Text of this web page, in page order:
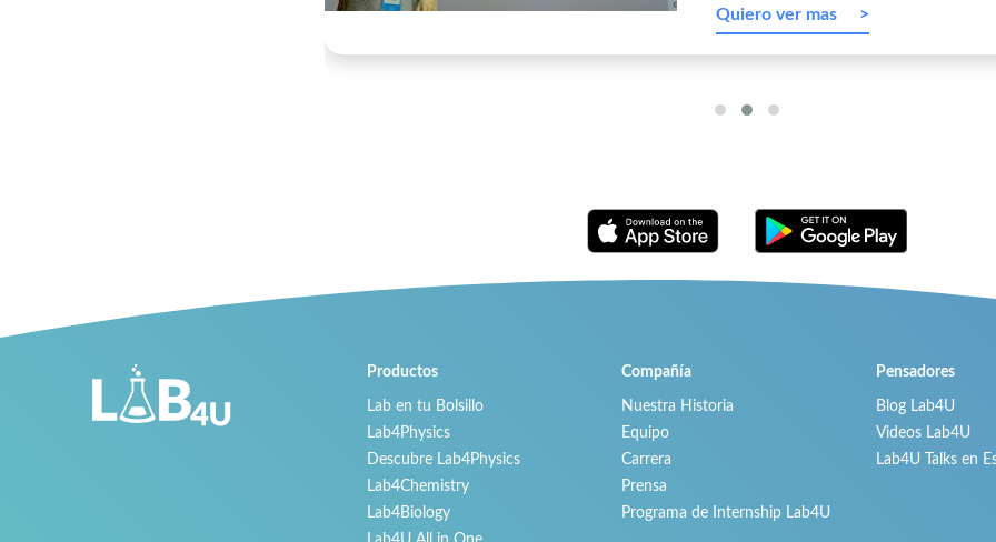
Quiero ver mas
Productos
Lab en tu Bolsillo
Lab4Physics
Descubre Lab4Physics
Lab4Chemistry
Lab4Biology
Compañía
Nuestra Historia
Equipo
Carrera
Prensa
Programa de Internship Lab4U
Pensadores
Blog Lab4U
Videos Lab4U
Lab4U Talks en